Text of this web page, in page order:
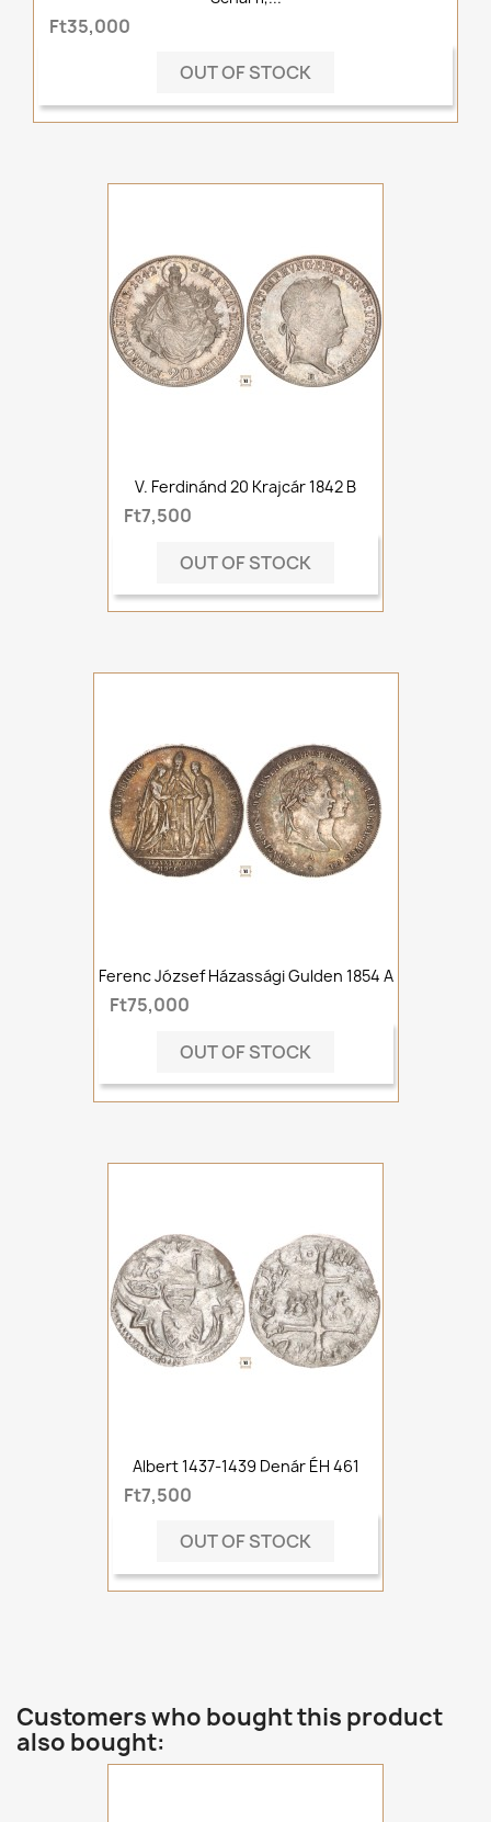
Ft35,000
OUT OF STOCK
V. Ferdinánd 20 Krajcár 1842 B
Ft7,500
OUT OF STOCK
Ferenc József Házassági Gulden 1854 A
Ft75,000
OUT OF STOCK
Albert 1437-1439 Denár ÉH 461
Ft7,500
OUT OF STOCK
Customers who bought this product
also bought: